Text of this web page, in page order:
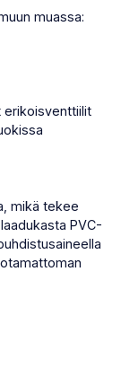
muassa:
erikoisventtiilit
mikä tekee
PVC-